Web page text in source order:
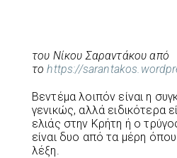
του Νίκου Σαραντάκου από
τοhttps://
Βεντέμα λοιπόν είναι η
γενικώς, αλλά ειδικότερα
ελιάς στην Κρήτη ή ο
είναι δυο από τα μέρη
λέξη.